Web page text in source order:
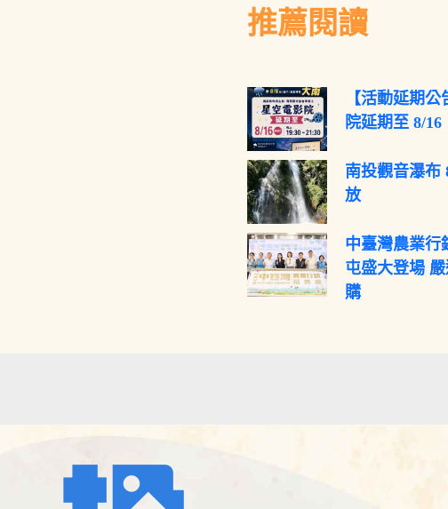
推薦閱讀
【活動延期
院延期至 8/
南投觀音瀑布
放
中臺灣農業行
屯盛大登場
購